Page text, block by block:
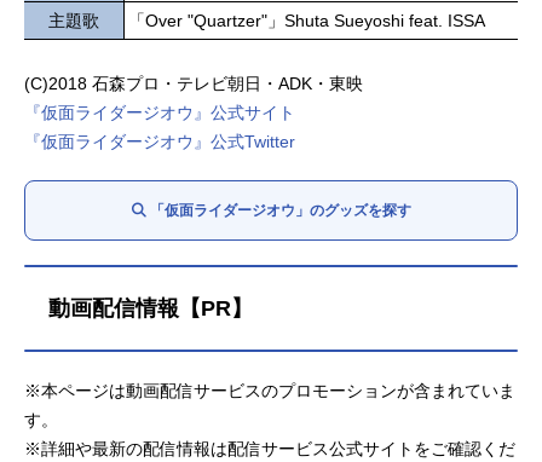
主題歌
「Over "Quartzer"」Shuta Sueyoshi feat. ISSA
(C)2018 石森プロ・テレビ朝日・ADK・東映
『仮面ライダージオウ』公式サイト
『仮面ライダージオウ』公式Twitter
「仮面ライダージオウ」のグッズを探す
動画配信情報【PR】
※本ページは動画配信サービスのプロモーションが含まれていま
す。
※詳細や最新の配信情報は配信サービス公式サイトをご確認くだ